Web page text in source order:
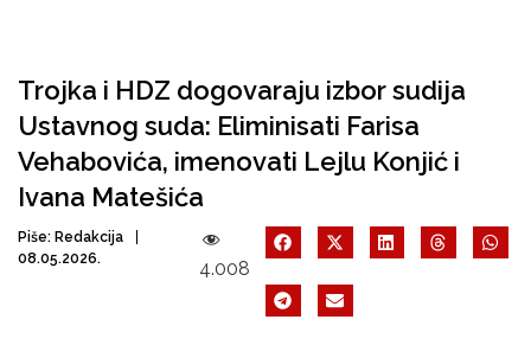
Trojka i HDZ dogovaraju izbor sudija
Ustavnog suda: Eliminisati Farisa
Vehabovića, imenovati Lejlu Konjić i
Ivana Matešića
Piše: Redakcija
08.05.2026.
4.008